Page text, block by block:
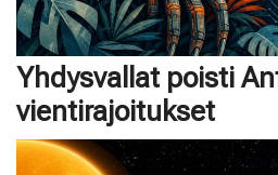
Yhdysvallat poisti
vientirajoitukset